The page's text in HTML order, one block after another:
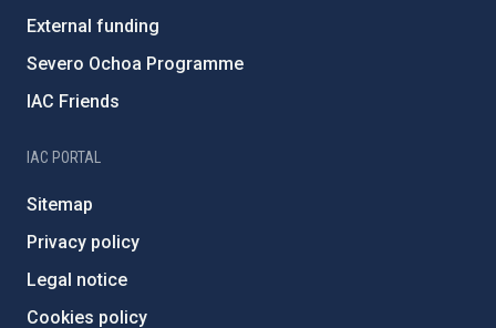
External funding
Severo Ochoa Programme
IAC Friends
IAC PORTAL
Sitemap
Privacy policy
Legal notice
Cookies policy